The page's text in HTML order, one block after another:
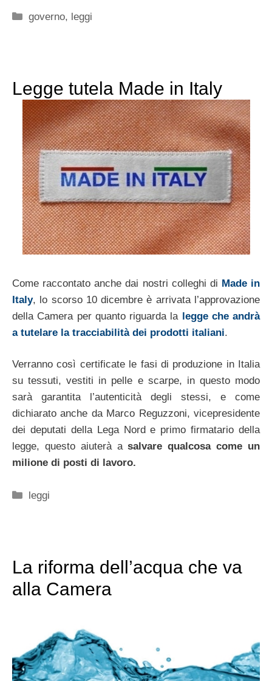
Categorie
governo, leggi
Legge tutela Made in Italy
Come raccontato anche dai nostri colleghi di Made in
Italy, lo scorso 10 dicembre è arrivata l’approvazione
della Camera per quanto riguarda la legge che andrà
a tutelare la tracciabilità dei prodotti italiani.
Verranno così certificate le fasi di produzione in Italia
su tessuti, vestiti in pelle e scarpe, in questo modo
sarà garantita l’autenticità degli stessi, e come
dichiarato anche da Marco Reguzzoni, vicepresidente
dei deputati della Lega Nord e primo firmatario della
legge, questo aiuterà asalvare qualcosa come un
milione di posti di lavoro.
Categorie
leggi
La riforma dell’acqua che va
alla Camera